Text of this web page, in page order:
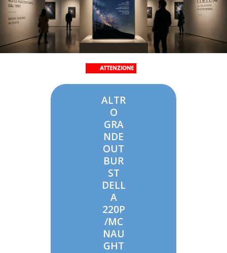
ALTR
O
GRA
NDE
OUT
BUR
ST
DELL
A
220P
/MC
NAU
GHT